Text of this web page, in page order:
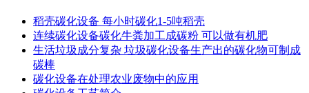
稻壳碳化设备 每小时碳化1-5吨稻壳
连续碳化设备碳化牛粪加工成碳粉 可以做有机肥
生活垃圾成分复杂 垃圾碳化设备生产出的碳化物可制成
碳棒
碳化设备在处理农业废物中的应用